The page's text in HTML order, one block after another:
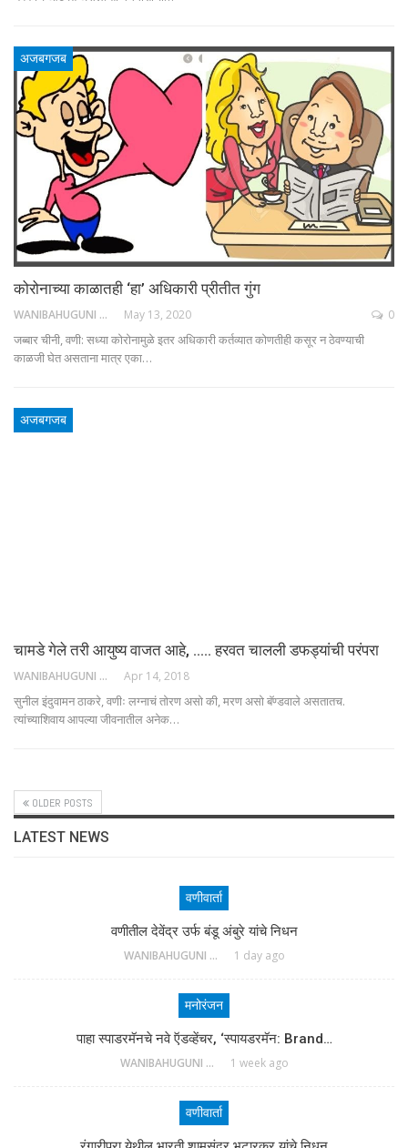
अजबगजब
कोरोनाच्या काळातही ‘हा’ अधिकारी प्रीतीत गुंग
WANIBAHUGUNI DESK May 13, 2020 0
जब्बार चीनी, वणी: सध्या कोरोनामुळे इतर अधिकारी कर्तव्यात कोणतीही कसूर न ठेवण्याची
काळजी घेत असताना मात्र एका…
अजबगजब
चामडे गेले तरी आयुष्य वाजत आहे, ….. हरवत चालली डफड्यांची परंपरा
WANIBAHUGUNI DESK Apr 14, 2018
सुनील इंदुवामन ठाकरे, वणीः लग्नाचं तोरण असो की, मरण असो बॅण्डवाले असतातच.
त्यांच्याशिवाय आपल्या जीवनातील अनेक…
OLDER POSTS
LATEST NEWS
वणीवार्ता
वणीतील देवेंद्र उर्फ बंडू अंबुरे यांचे निधन
WANIBAHUGUNI DESK 1 day ago
मनोरंजन
पाहा स्पाडरमॅनचे नवे ऍडव्हेंचर, ‘स्पायडरमॅन: Brand…
WANIBAHUGUNI DESK 1 week ago
वणीवार्ता